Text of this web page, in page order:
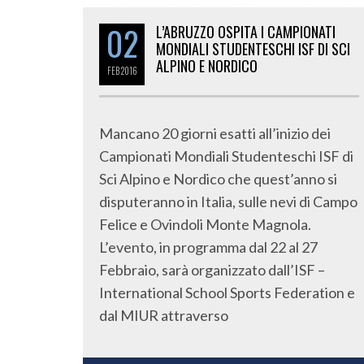
02
FEB2016
L’ABRUZZO OSPITA I CAMPIONATI
MONDIALI STUDENTESCHI ISF DI SCI
ALPINO E NORDICO
Mancano 20 giorni esatti all’inizio dei
Campionati Mondiali Studenteschi ISF di
Sci Alpino e Nordico che quest’anno si
disputeranno in Italia, sulle nevi di Campo
Felice e Ovindoli Monte Magnola.
L’evento, in programma dal 22 al 27
Febbraio, sarà organizzato dall’ISF –
International School Sports Federation e
dal MIUR attraverso